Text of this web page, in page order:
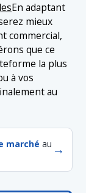
En adaptant
mieux
commercial,
que ce
la plus
à vos
au
marché au →